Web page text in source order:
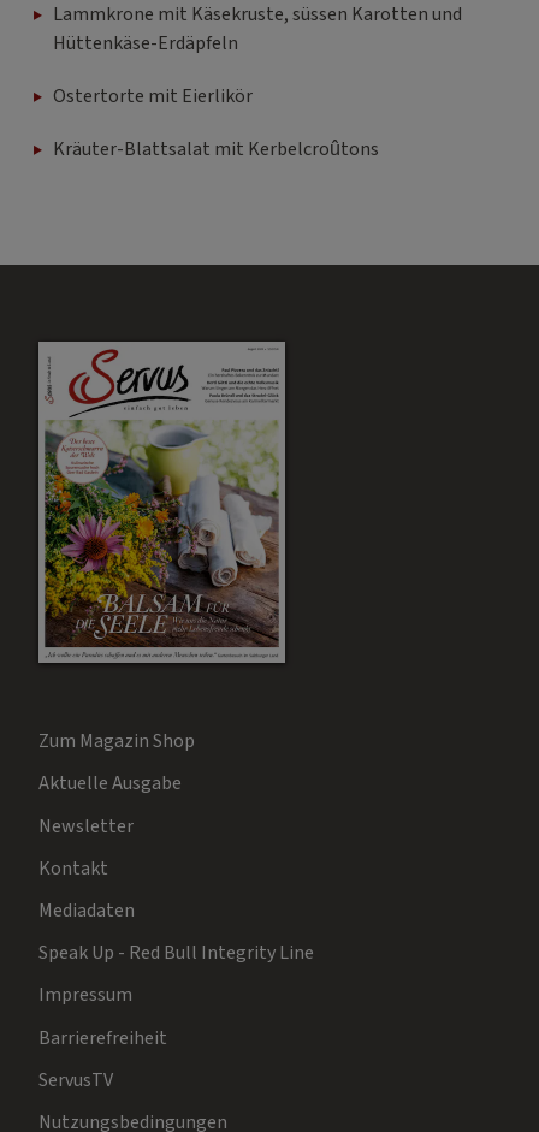
Lammkrone mit Käsekruste, süssen Karotten und
Hüttenkäse-Erdäpfeln
Ostertorte mit Eierlikör
Kräuter-Blattsalat mit Kerbelcroûtons
Zum Magazin Shop
Aktuelle Ausgabe
Newsletter
Kontakt
Mediadaten
Speak Up - Red Bull Integrity Line
Impressum
Barrierefreiheit
ServusTV
Nutzungsbedingungen